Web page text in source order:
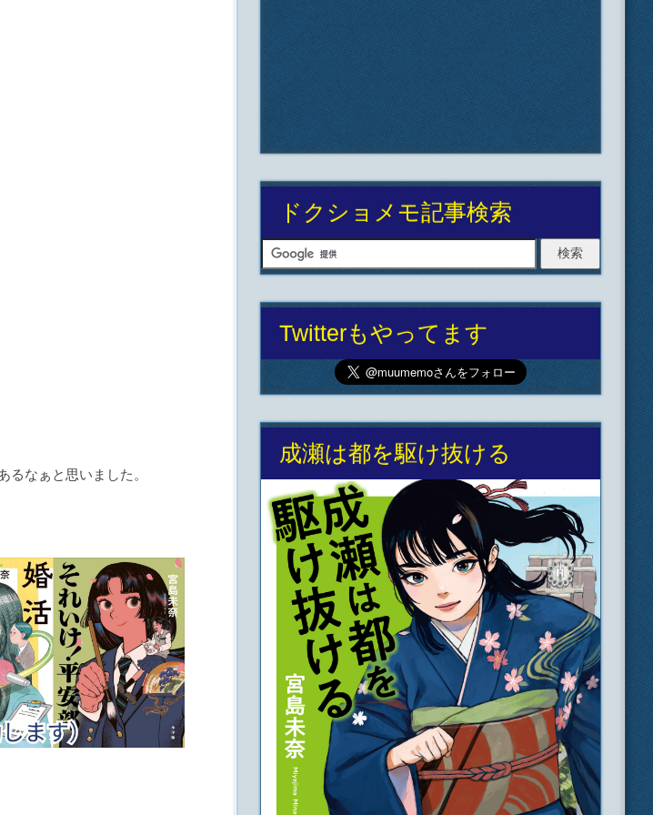
なぁと思いました。
ドクショメモ記事検索
Twitterもやってます
成瀬は都を駆け抜ける